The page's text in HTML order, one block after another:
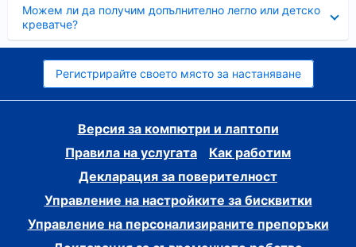
Можем ли да получим допълнително легло или детско
креватче?
Регистрирайте своето място за настаняване
Версия за компютри и лаптопи
Правила на услугата
Как работим
Декларация за поверителност
Управление на настройките за бисквитки
Управление на персонализираните препоръки